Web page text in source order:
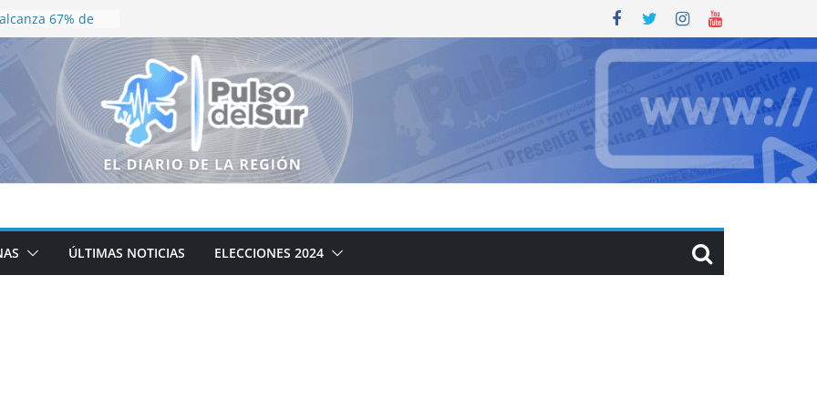
67% de
el lirio
parte del
Díaz destaca
BARRERAS
LO NECESITAN!
ROMO
PARA
que la
no puedeÚLTIMAS NOTICIAS ELECCIONES 2024